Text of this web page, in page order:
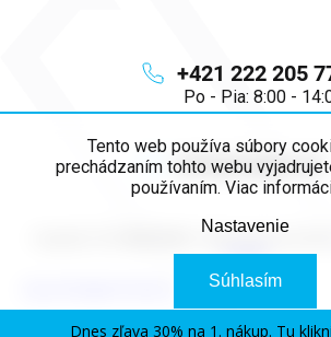
Tento web používa súbory
prechádzaním tohto webu
používaním. Viac
Nastavenie
Súhlasím
info@majya.sk
+421 222 205
Po - Pia: 8:00 -
cookies
Dnes zľava 30% na 1. nákup. Tu